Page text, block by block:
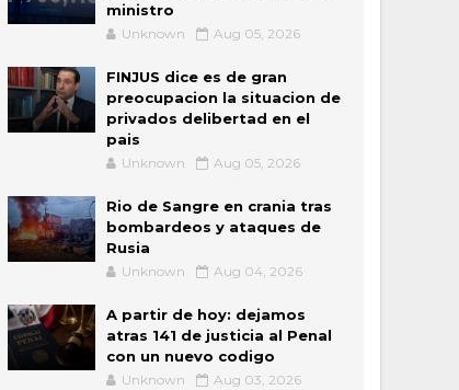
ministro
Unknown Aug 05, 2026
FINJUS dice es de gran
preocupacion la situacion de
privados delibertad en el
pais
Unknown Aug 05, 2026
Rio de Sangre en crania tras
bombardeos y ataques de
Rusia
Unknown Aug 04, 2026
A partir de hoy: dejamos
atras 141 de justicia al Penal
con un nuevo codigo
Unknown Aug 03, 2026